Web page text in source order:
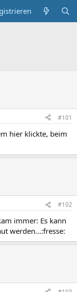
#101
hier klickte, beim
#102
immer: Es kann
werden...:fresse: